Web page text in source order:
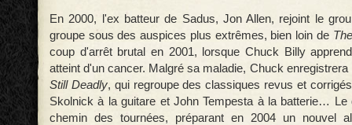
En 2000, l'ex batteur de Sadus, Jon Allen, rejoint le
groupe sous des auspices plus extrêmes, bien loin de
coup d'arrêt brutal en 2001, lorsque Chuck Billy
atteint d'un cancer. Malgré sa maladie, Chuck
Still Deadly, qui regroupe des classiques revus et
Skolnick à la guitare et John Tempesta à la batterie… Le
chemin des tournées, préparant en 2004 un nouvel